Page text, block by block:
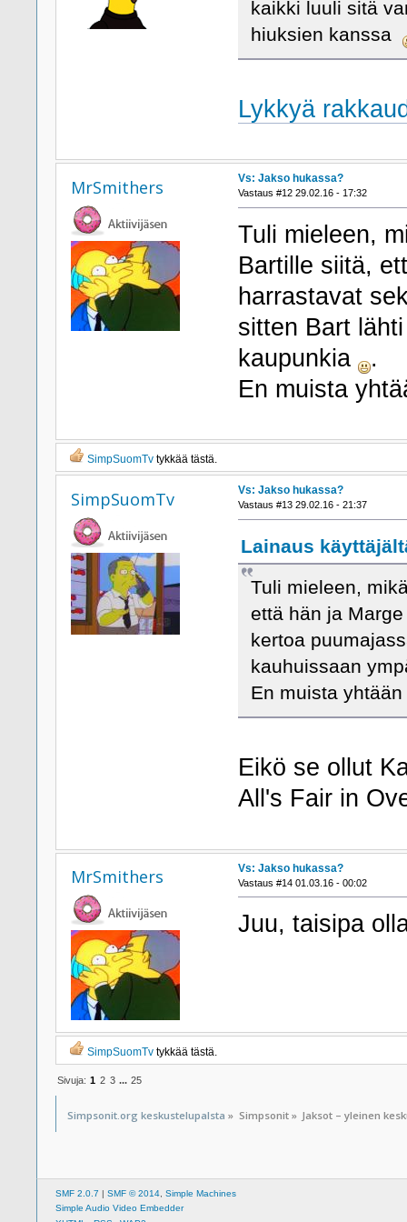
kaikki luuli sitä
hiuksien kanssa
Lykkyä
MrSmithers Vs: Jakso hukassa?
Vastaus #12 29.02.16 - 17:32
Tuli mieleen,
Bartille siitä,
harrastavat
sitten Bart
kaupunkia
.
En muista
SimpSuomTvtykkää tästä.
SimpSuomTv Vs: Jakso hukassa?
Vastaus #13 29.02.16 - 21:37
Lainaus
Tuli mieleen,
että hän ja
kertoa
kauhuissaan
En muista
Eikö se ollut
All's Fair in
MrSmithers Vs: Jakso hukassa?
Vastaus #14 01.03.16 - 00:02
Juu, taisipa
SimpSuomTvtykkää tästä.
Sivuja: 1 2 3 ... 25
Simpsonit.org keskustelupalsta » Simpsonit» Jaksot – yleinen
SMF 2.0.7 | SMF © 2014 Simple Machines
Simple Audio Video Embedder